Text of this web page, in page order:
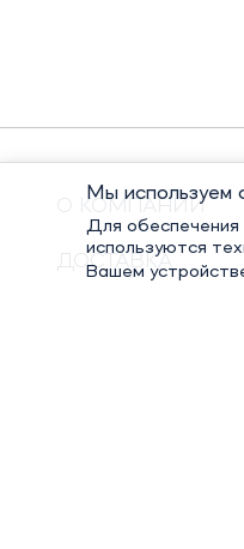
О КОМПАНИИ
ДОСТАВКА
Мы используем
Для обеспечения
используются
Вашем